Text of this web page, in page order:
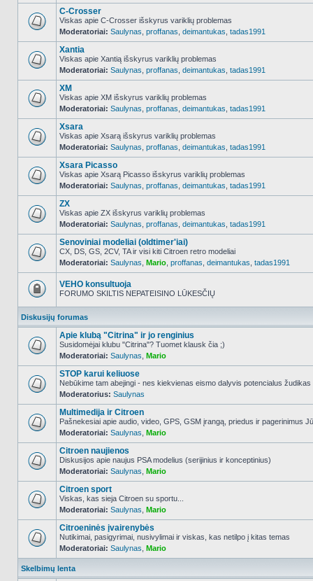
NO_UNREAD_POSTS
C-Crosser
Viskas apie C-Crosser išskyrus variklių problemas
Moderatoriai: Saulynas proffanas deimantukas tadas1991
NO_UNREAD_POSTS
Xantia
Viskas apie Xantią išskyrus variklių problemas
Moderatoriai: Saulynas proffanas deimantukas tadas1991
NO_UNREAD_POSTS
XM
Viskas apie XM išskyrus variklių problemas
Moderatoriai: Saulynas proffanas deimantukas tadas1991
NO_UNREAD_POSTS
Xsara
Viskas apie Xsarą išskyrus variklių problemas
Moderatoriai: Saulynas proffanas deimantukas tadas1991
NO_UNREAD_POSTS
Xsara Picasso
Viskas apie Xsarą Picasso išskyrus variklių problemas
Moderatoriai: Saulynas proffanas deimantukas tadas1991
NO_UNREAD_POSTS
ZX
Viskas apie ZX išskyrus variklių problemas
Moderatoriai: Saulynas proffanas deimantukas tadas1991
NO_UNREAD_POSTS
Senoviniai modeliai (oldtimer'iai)
CX, DS, GS, 2CV, TA ir visi kiti Citroen retro modeliai
Moderatoriai: Saulynas Mario proffanas deimantukas tadas1991
užrakintas
VEHO konsultuoja
FORUMO SKILTIS NEPATEISINO LŪKESČIŲ
Diskusijų forumas
NO_UNREAD_POSTS
Apie klubą "Citrina" ir jo renginius
Susidomėjai klubu "Citrina"? Tuomet klausk čia ;)
Moderatoriai: Saulynas Mario
NO_UNREAD_POSTS
STOP karui keliuose
Nebūkime tam abejingi - nes kiekvienas eismo dalyvis potencialus žudikas
Moderatorius: Saulynas
NO_UNREAD_POSTS
Multimedija ir Citroen
Pašnekesiai apie audio, video, GPS, GSM įrangą, priedus ir pagerinimus
Moderatoriai: Saulynas Mario
NO_UNREAD_POSTS
Citroen naujienos
Diskusijos apie naujus PSA modelius (serijinius ir konceptinius)
Moderatoriai: Saulynas Mario
NO_UNREAD_POSTS
Citroen sport
Viskas, kas sieja Citroen su sportu...
Moderatoriai: Saulynas Mario
NO_UNREAD_POSTS
Citroeninės įvairenybės
Nutikimai, pasigyrimai, nusivylimai ir viskas, kas netilpo į kitas temas
Moderatoriai: Saulynas Mario
Skelbimų lenta